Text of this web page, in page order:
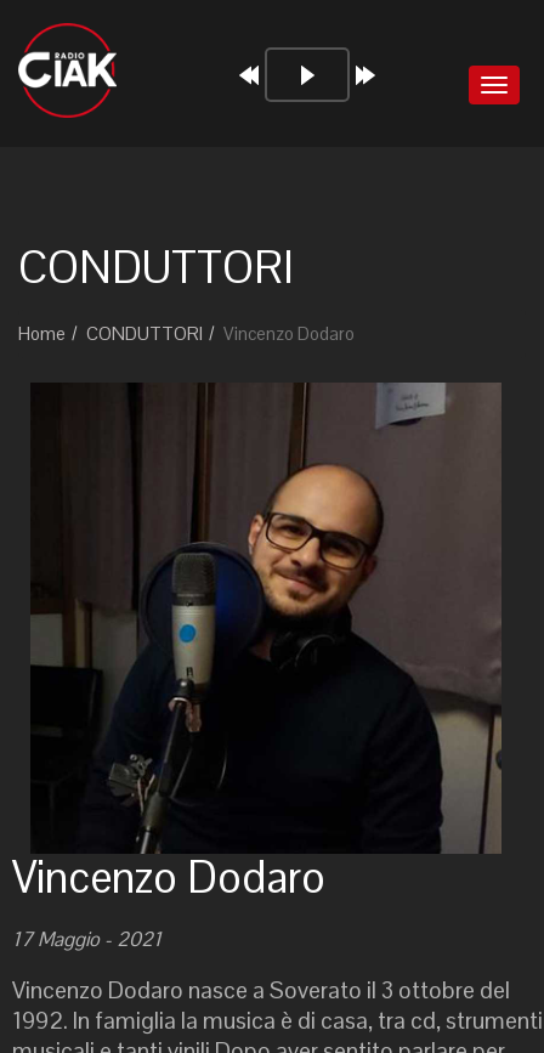
Audio
Player
CONDUTTORI
Home CONDUTTORI Vincenzo Dodaro
Vincenzo Dodaro
17 Maggio - 2021
Vincenzo Dodaro nasce a Soverato il 3 ottobre del
1992. In famiglia la musica è di casa, tra cd, strumenti